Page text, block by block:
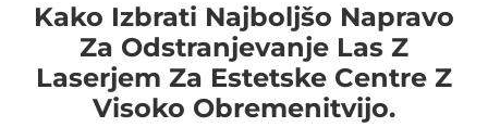
Kako Izbrati Najboljšo Napravo
Za Odstranjevanje Las Z
Laserjem Za Estetske Centre Z
Visoko Obremenitvijo.